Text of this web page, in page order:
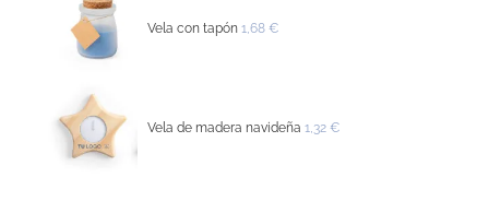
Vela con tapón 1,68 €
Vela de madera navideña 1,32 €